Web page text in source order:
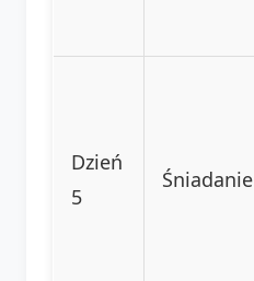
Dzień
5
Śniadanie